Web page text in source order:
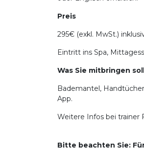
Preis
295€ (exkl. MwSt.)
Eintritt ins Spa,
Was Sie mitbringen
Bademantel,
App.
Weitere Infos bei trainer
Bitte beachten Sie: